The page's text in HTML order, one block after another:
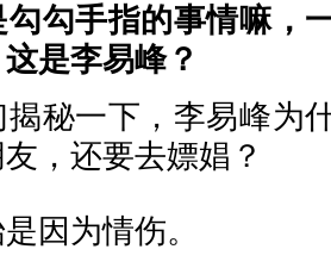
勾手指的事情嘛，
是李易峰？
一下，李易峰为
，还要去嫖娼？
为情伤。